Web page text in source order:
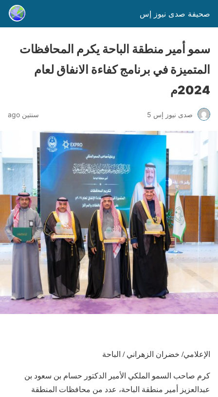
صحيفة صدى نيوز إس
سمو أمير منطقة الباحة يكرم المحافظات
المتميزة في برنامج كفاءة الانفاق لعام
2024م
صدى نيوز إس 5 سنتين ago
الإعلامي/ خضران الزهراني / الباحة
كرم صاحب السمو الملكي الأمير الدكتور حسام بن سعود بن
عبدالعزيز أمير منطقة الباحة، عدد من محافظات المنطقة